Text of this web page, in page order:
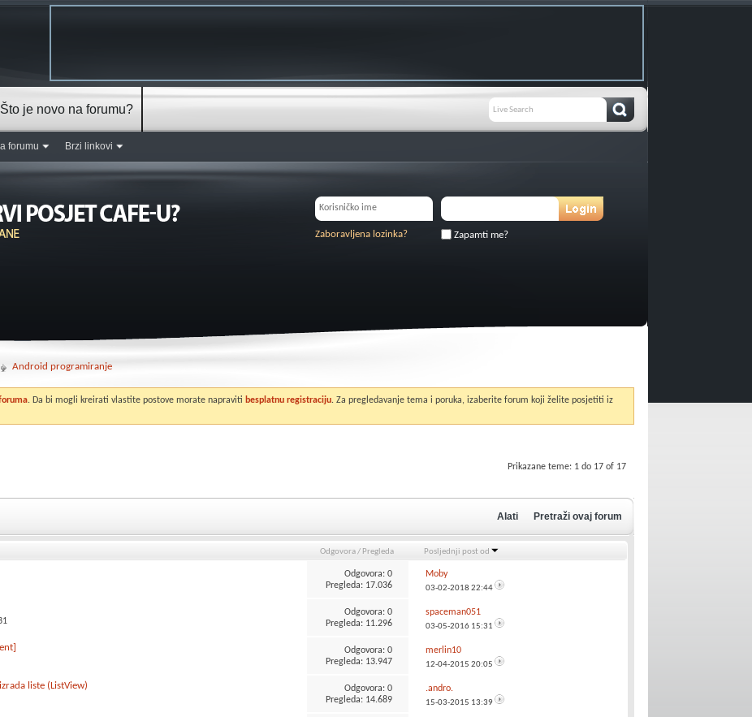
forumu Brzi linkovi
Što je novo na forumu?
Zapamti me?
Zaboravljena lozinka?
Android programiranje
. Da bi mogli kreirati vlastite postove morate napraviti besplatnu registraciju. Za pregledavanje tema i poruka, izaberite forum koji želite posjetiti iz
Prikazane teme: 1 do 17 of 17
Alati Pretraži ovaj forum
Odgovora/ Pregleda Posljednji post od
Odgovora: 0
Pregleda: 17.036
Moby
03-02-2018 22:44
Odgovora: 0
Pregleda: 11.296
spaceman051
03-05-2016 15:31
Odgovora: 0
Pregleda: 13.947
merlin10
12-04-2015 20:05
liste (ListView) Odgovora: 0
Pregleda: 14.689
.andro.
15-03-2015 13:39